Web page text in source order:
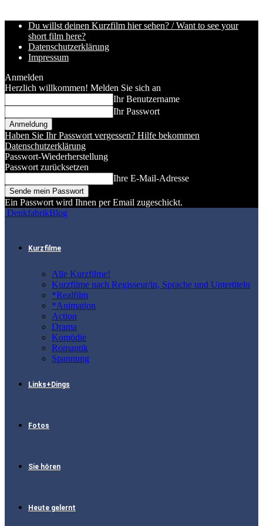
Du willst deinen Kurzfilm hier sehen? / Want to see your
short film here?
Datenschutzerklärung
Impressum
Anmelden
Herzlich willkommen! Melden Sie sich an
Ihr Benutzername
Ihr Passwort
Haben Sie Ihr Passwort vergessen? Hilfe bekommen
Datenschutzerklärung
Passwort-Wiederherstellung
Passwort zurücksetzen
Ihre E-Mail-Adresse
Ein Passwort wird Ihnen per Email zugeschickt.
DenkfabrikBlog
Kurzfilme
Alle Kurzfilme!
Kurzfilme nach Regisseur/in, Sprache und Untertiteln
*Realfilm
*Animation
Action
Drama
Komödie
Romantik
Spannung
Links+Dings
Fotos
Sie hören
Heute gelernt